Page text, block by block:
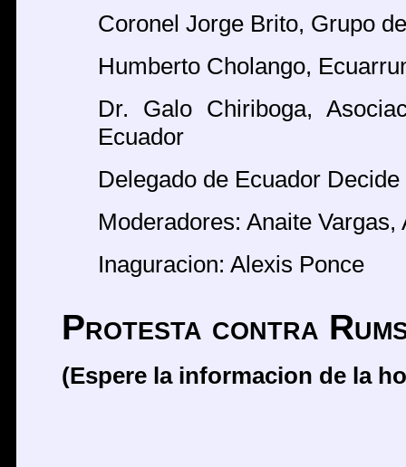
Coronel Jorge Brito, Grupo
Humberto Cholango,
Dr. Galo Chiriboga,
Ecuador
Delegado de Ecuador Decide
Moderadores: Anaite
Inaguracion: Alexis Ponce
Protesta contra
(Espere la informacion de la